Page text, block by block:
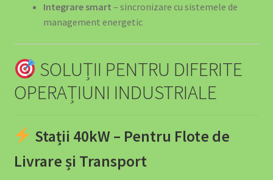
Confort și Organizare
Contact us
Cookie Policy
Echipamente Siguranță Incendiu România – Protecție
Completă EV și Casă
Integrare smart – sincronizare cu sistemele de
management energetic
SOLUȚII PENTRU DIFERITE
OPERAȚIUNI INDUSTRIALE
Stații 40kW – Pentru Flote de
Livrare și Transport